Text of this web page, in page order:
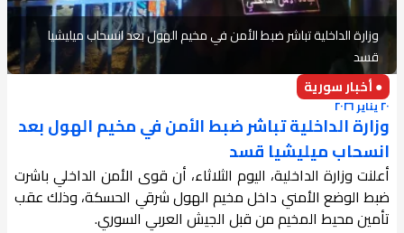
وزارة الداخلية تباشر ضبط الأمن في مخيم الهول بعد انسحاب ميليشيا
قسد
● أخبار سورية
٢٠ يناير ٢٠٢٦
وزارة الداخلية تباشر ضبط الأمن في مخيم الهول بعد
انسحاب ميليشيا قسد
أعلنت وزارة الداخلية، اليوم الثلاثاء، أن قوى الأمن الداخلي باشرت
ضبط الوضع الأمني داخل مخيم الهول شرقي الحسكة، وذلك عقب
تأمين محيط المخيم من قبل الجيش العربي السوري.